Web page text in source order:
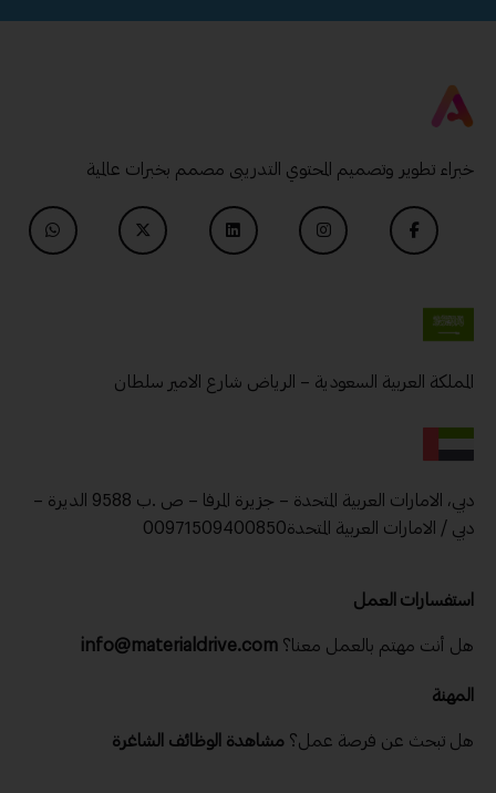
خبراء تطوير وتصميم المحتوي التدريبى مصمم بخبرات عالمية
المملكة العربية السعودية – الرياض شارع الامير سلطان
دبي، الامارات العربية المتحدة – جزيرة المرفا – ص .ب 9588 الديرة –
دبي / الامارات العربية المتحدة00971509400850
استفسارات العمل
هل أنت مهتم بالعمل معنا؟ info@materialdrive.com
المهنة
هل تبحث عن فرصة عمل؟ مشاهدة الوظائف الشاغرة